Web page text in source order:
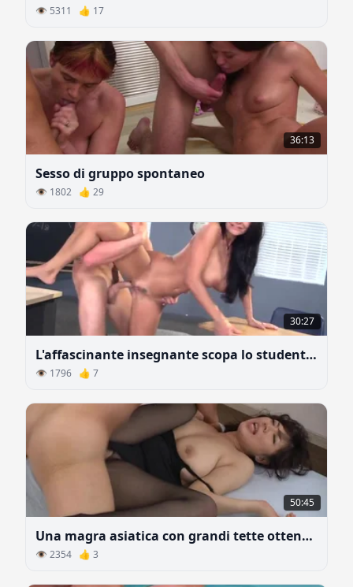
👁 5311 👍 17
36:13
Sesso di gruppo spontaneo
👁 1802 👍 29
30:27
L'affascinante insegnante scopa lo studente teppista
👁 1796 👍 7
50:45
Una magra asiatica con grandi tette ottenuto sperma da un uomo
👁 2354 👍 3